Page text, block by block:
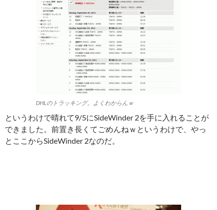
DHLのトラッキング。よくわからんｗ
というわけで晴れて9/5にSideWinder 2を手に入れることが
できました。前置き長くてごめんねｗというわけで、やっ
とここからSideWinder 2なのだ。